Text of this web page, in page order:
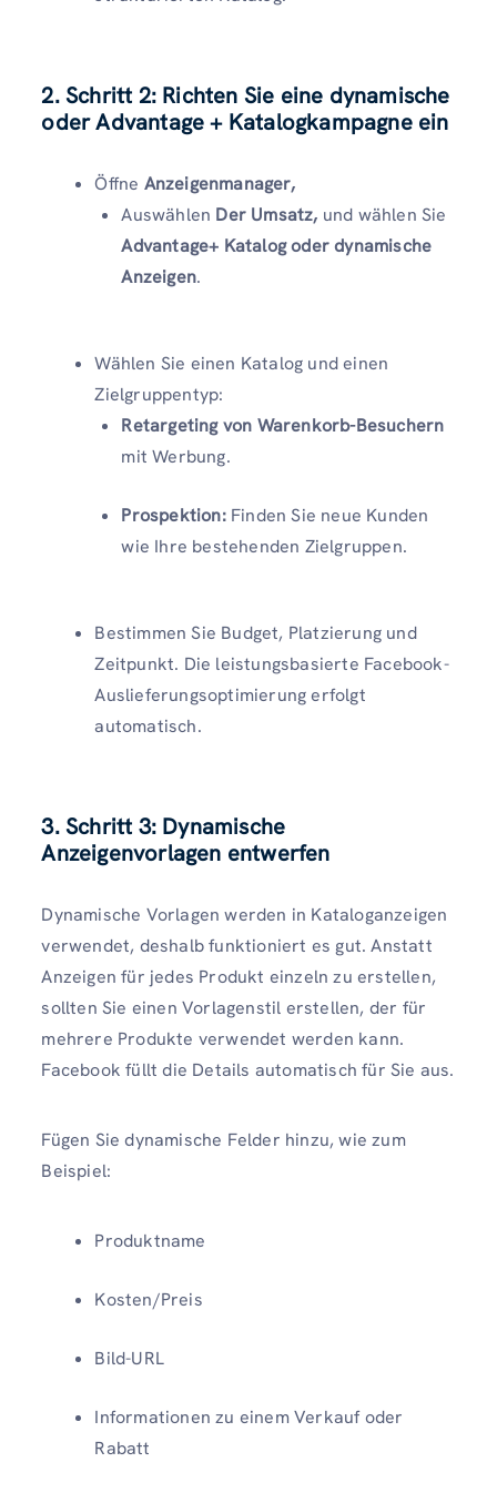
2. Schritt 2: Richten Sie eine dynamische
oder Advantage + Katalogkampagne ein
Öffne Anzeigenmanager,
Auswählen Der Umsatz, und wählen Sie
Advantage+ Katalog oder dynamische
Anzeigen.
Wählen Sie einen Katalog und einen
Zielgruppentyp:
Retargeting von Warenkorb-Besuchern
mit Werbung.
Prospektion:Finden Sie neue Kunden
wie Ihre bestehenden Zielgruppen.
Bestimmen Sie Budget, Platzierung und
Zeitpunkt. Die leistungsbasierte Facebook-
Auslieferungsoptimierung erfolgt
automatisch.
3. Schritt 3: Dynamische
Anzeigenvorlagen entwerfen
Dynamische Vorlagen werden in Kataloganzeigen
verwendet, deshalb funktioniert es gut. Anstatt
Anzeigen für jedes Produkt einzeln zu erstellen,
sollten Sie einen Vorlagenstil erstellen, der für
mehrere Produkte verwendet werden kann.
Facebook füllt die Details automatisch für Sie aus.
Fügen Sie dynamische Felder hinzu, wie zum
Beispiel:
Produktname
Kosten/Preis
Bild-URL
Informationen zu einem Verkauf oder
Rabatt